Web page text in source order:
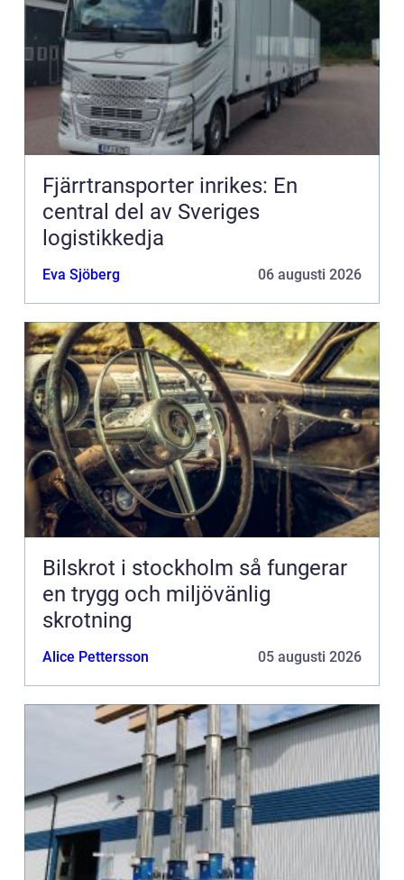
Fjärrtransporter inrikes: En
central del av Sveriges
logistikkedja
Eva Sjöberg 06 augusti 2026
Bilskrot i stockholm så fungerar
en trygg och miljövänlig
skrotning
Alice Pettersson 05 augusti 2026